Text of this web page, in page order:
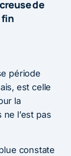
de
fin
période
est celle
la
l’est pas
constate